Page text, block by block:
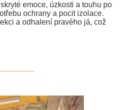
emoce, úzkosti a touhu po
ochrany a pocit izolace.
a odhalení pravého já, což